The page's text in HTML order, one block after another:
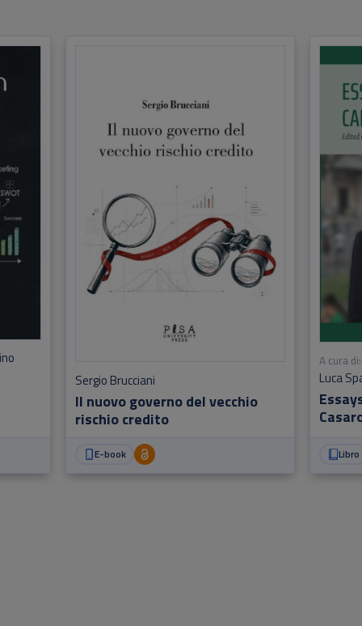
Il nuovo governo del vecchio
rischio credito
Sergio Brucciani
E-book
A cura di:
Luca
Libro